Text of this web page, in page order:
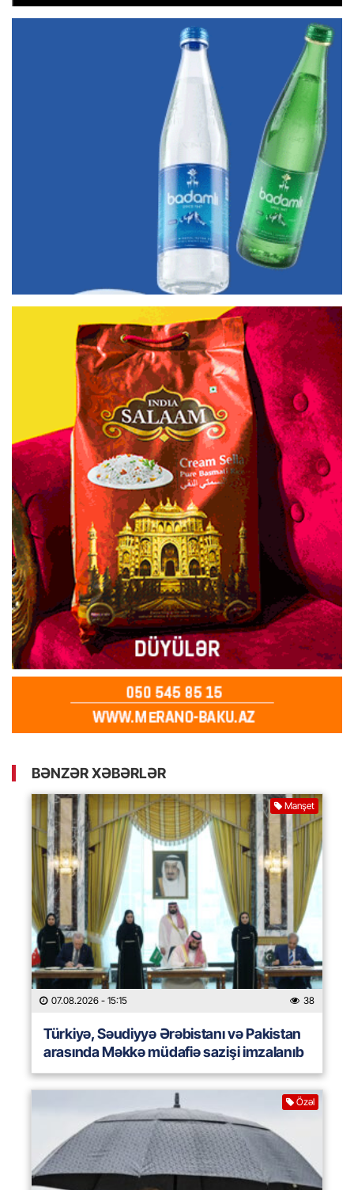
BƏNZƏR XƏBƏRLƏR
Manşet
07.08.2026 - 15:15 38
Türkiyə, Səudiyyə Ərəbistanı və Pakistan
arasında Məkkə müdafiə sazişi imzalanıb
Özəl